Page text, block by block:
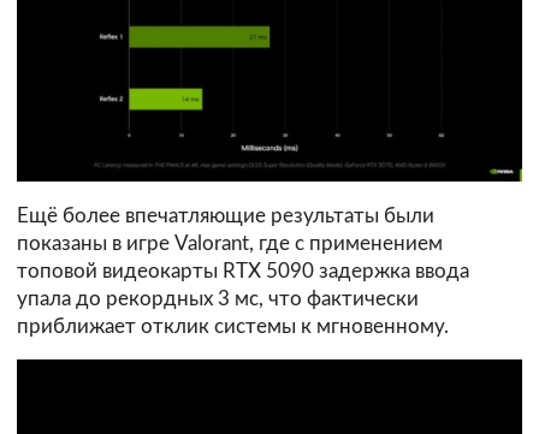
Ещё более впечатляющие результаты были
показаны в игре Valorant, где с применением
топовой видеокарты RTX 5090 задержка ввода
упала до рекордных 3 мс, что фактически
приближает отклик системы к мгновенному.